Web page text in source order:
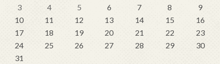
3
4 5 6 7 8
9
10
11 12 13 14 15
16
17
18 19 20 21 22
23
24
25 26 27 28 29
30
31